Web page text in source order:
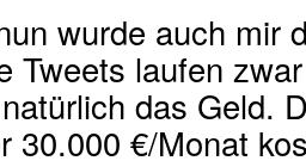
wurde auch mir
Tweets laufen
das Geld.
30.000 €/Monat